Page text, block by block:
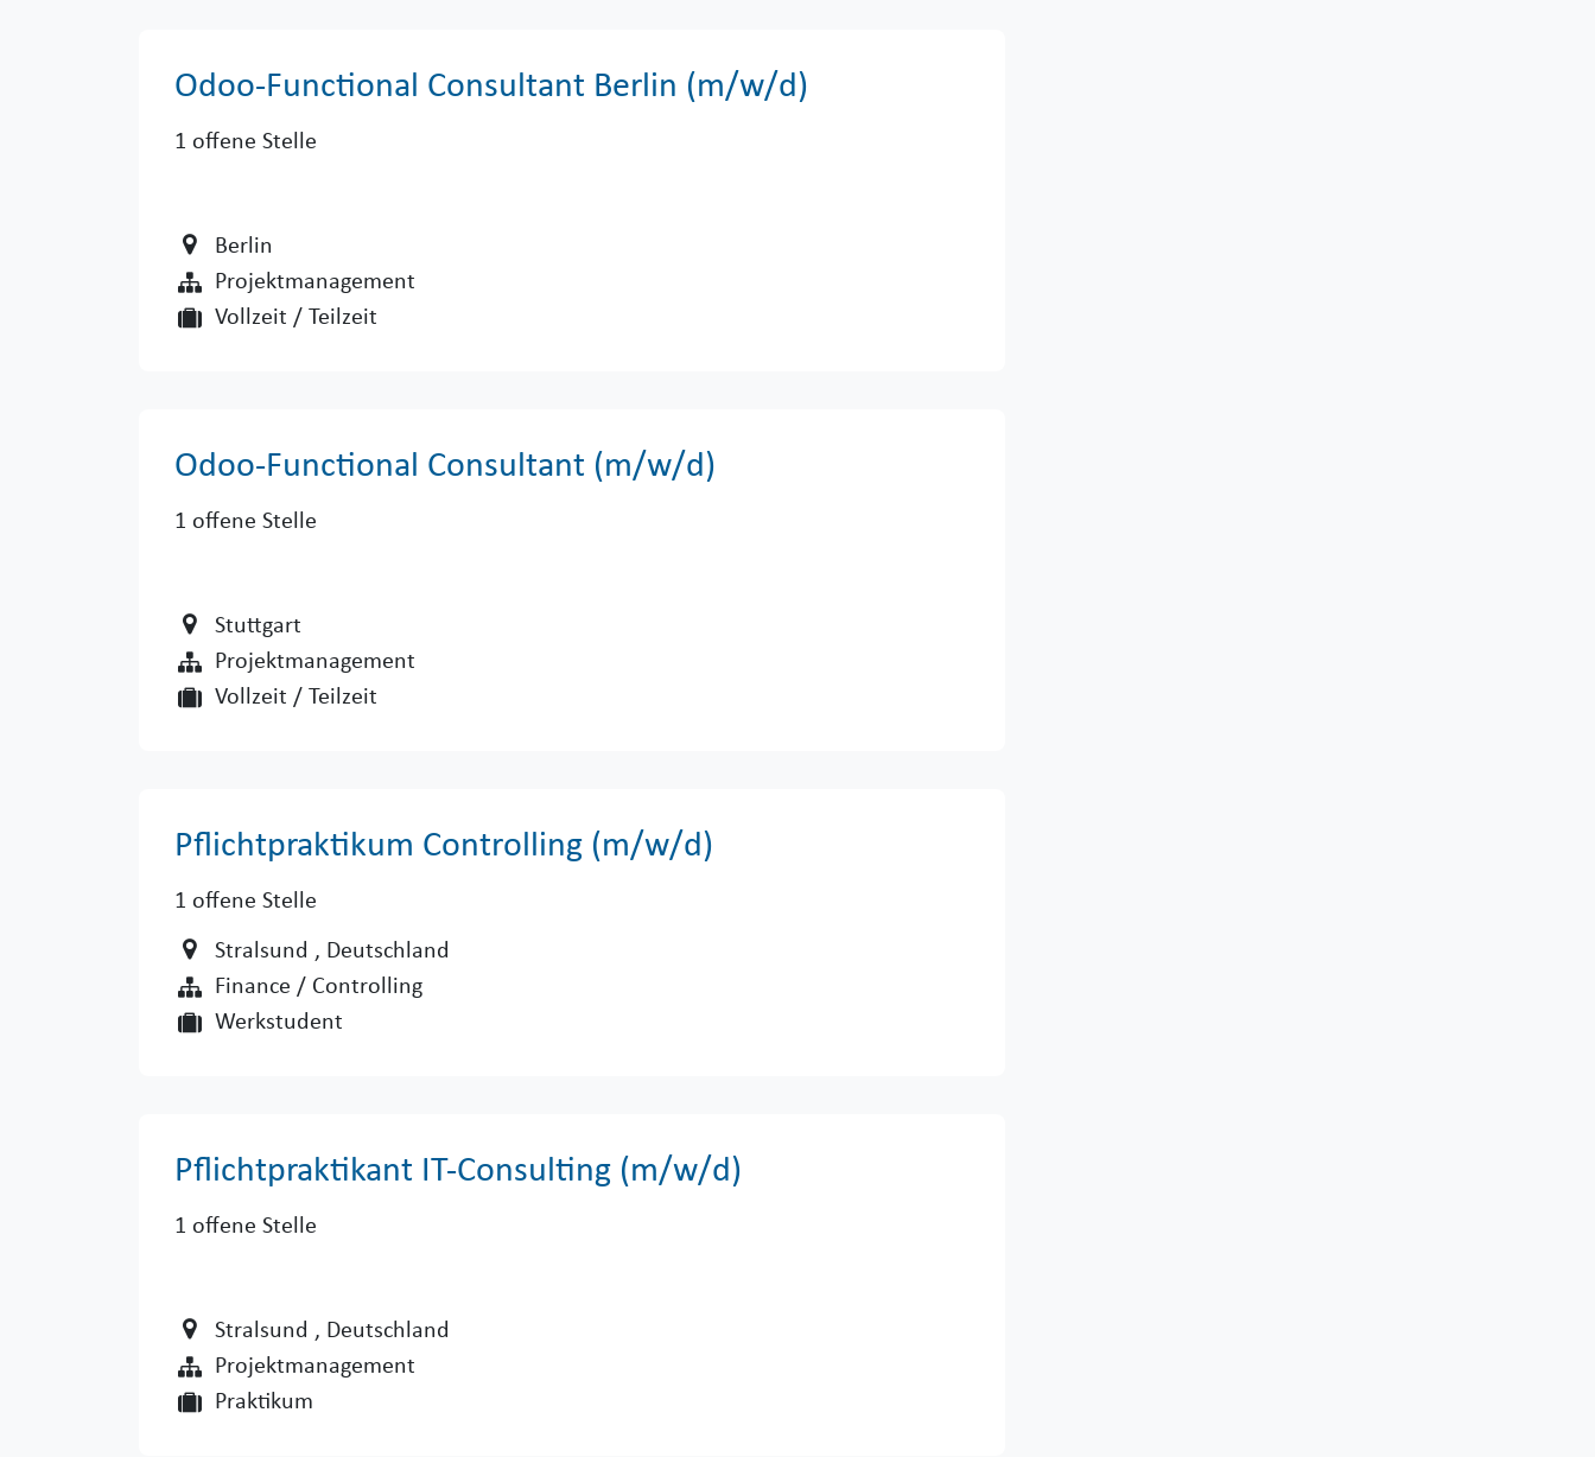
Odoo-Functional Consultant Berlin (m/w/d)
1 offene Stelle
Berlin
Projektmanagement
Vollzeit / Teilzeit
Odoo-Functional Consultant (m/w/d)
1 offene Stelle
Stuttgart
Projektmanagement
Vollzeit / Teilzeit
Pflichtpraktikum Controlling (m/w/d)
1 offene Stelle
Stralsund , Deutschland
Finance / Controlling
Werkstudent
Pflichtpraktikant IT-Consulting (m/w/d)
1 offene Stelle
Stralsund , Deutschland
Projektmanagement
Praktikum